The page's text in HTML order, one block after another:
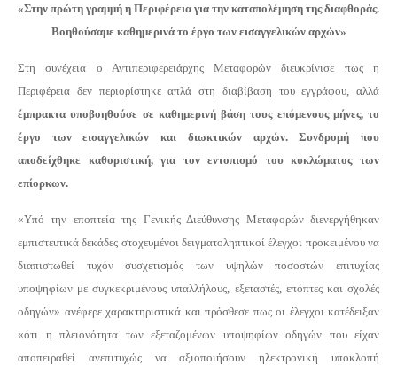
«Στην πρώτη γραμμή η Περιφέρεια για την καταπολέμηση της διαφθοράς.
Βοηθούσαμε καθημερινά το έργο των εισαγγελικών αρχών»
Στη συνέχεια ο Αντιπεριφερειάρχης Μεταφορών διευκρίνισε πως η
Περιφέρεια δεν περιορίστηκε απλά στη διαβίβαση του εγγράφου, αλλά
έμπρακτα υποβοηθούσε σε καθημερινή βάση τους επόμενους μήνες, το
έργο των εισαγγελικών και διωκτικών αρχών. Συνδρομή που
αποδείχθηκε καθοριστική, για τον εντοπισμό του κυκλώματος των
επίορκων.
«Υπό την εποπτεία της Γενικής Διεύθυνσης Μεταφορών διενεργήθηκαν
εμπιστευτικά δεκάδες στοχευμένοι δειγματοληπτικοί έλεγχοι προκειμένου να
διαπιστωθεί τυχόν συσχετισμός των υψηλών ποσοστών επιτυχίας
υποψηφίων με συγκεκριμένους υπαλλήλους, εξεταστές, επόπτες και σχολές
οδηγών» ανέφερε χαρακτηριστικά και πρόσθεσε πως οι έλεγχοι κατέδειξαν
«ότι η πλειονότητα των εξεταζομένων υποψηφίων οδηγών που είχαν
αποπειραθεί ανεπιτυχώς να αξιοποιήσουν ηλεκτρονική υποκλοπή